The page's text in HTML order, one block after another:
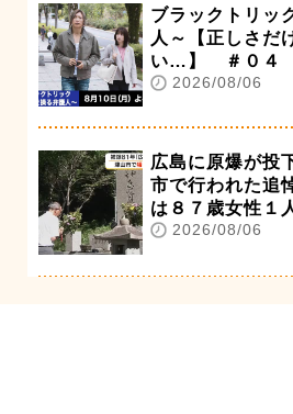
ブラックトリッ
人～【正しさだ
い…】 ＃０４
2026/08/06
広島に原爆が投
市で行われた追
は８７歳女性１
2026/08/06